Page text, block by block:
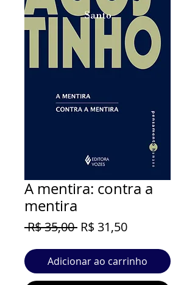
A mentira: contra a
mentira
R$ 35,00 Preço
R$ 31,50Preço
Adicionar ao carrinho